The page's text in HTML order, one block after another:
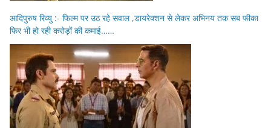
आदिपुरुष रिव्यु :- फिल्म पर उठ रहे सवाल ,डायरेक्शन से लेकर अभिनय तक सब फीका
फिर भी हो रही करोड़ों की कमाई……